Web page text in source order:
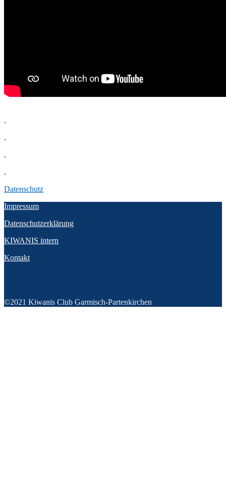
.
.
.
.
Datenschutz
Impressum
Datenschutzerklärung
KIWANIS intern
Kontakt
©2021 Kiwanis Club Garmisch-Partenkirchen